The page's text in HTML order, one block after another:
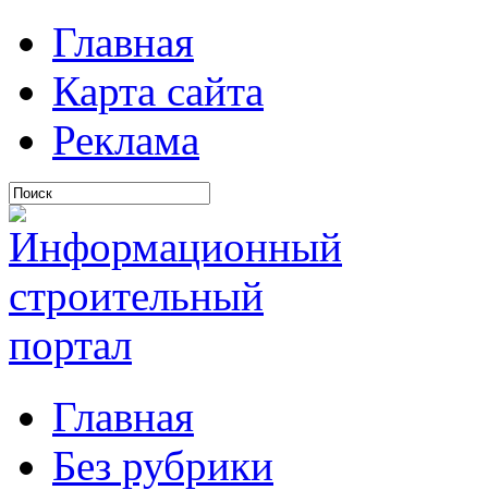
Главная
Карта сайта
Реклама
Главная
Без рубрики